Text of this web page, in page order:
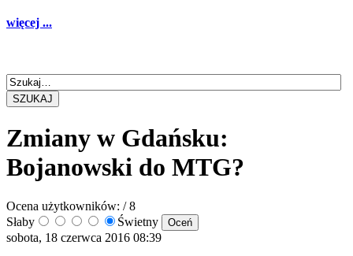
więcej ...
SZUKAJ
Zmiany w Gdańsku:
Bojanowski do MTG?
Ocena użytkowników: / 8
Słaby
Świetny
sobota, 18 czerwca 2016 08:39